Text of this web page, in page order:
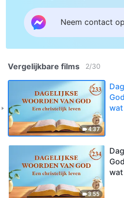
Neem contact
Vergelijkbare films 2/30
4:37
wat
3:55
wat